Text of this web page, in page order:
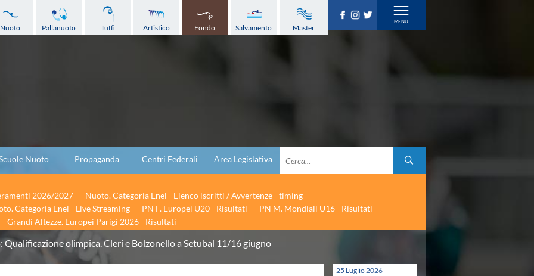
Nuoto Pallanuoto Tuffi Artistico Fondo Salvamento Master
Nuoto Propaganda Centri Federali Area Legislativa
2026/2027
Nuoto. Categoria Enel - Elenco iscritti / Avvertenze - timing
Categoria Enel - Live Streaming PN F. Europei U20 - Risultati
PN M. Mondiali U16 - Risultati
Grandi Altezze. Europei Parigi 2026 - Risultati
Qualificazione olimpica. Cleri e Bolzonello a Setubal 11/16 giugno
25 Luglio 2026